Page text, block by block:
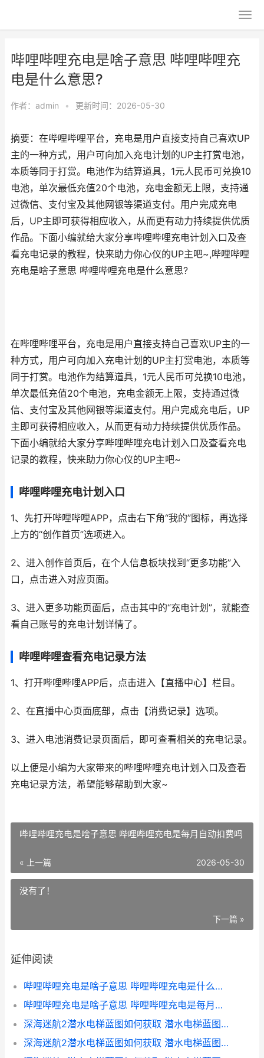
哔哩哔哩充电是啥子意思 哔哩哔哩充
电是什么意思?
作者： admin • 更新时间：2026-05-30
摘要：在哔哩哔哩平台，充电是用户直接支持自己喜欢UP
主的一种方式，用户可向加入充电计划的UP主打赏电池，
本质等同于打赏。电池作为结算道具，1元人民币可兑换10
电池，单次最低充值20个电池，充电金额无上限，支持通
过微信、支付宝及其他网银等渠道支付。用户完成充电
后，UP主即可获得相应收入，从而更有动力持续提供优质
作品。下面小编就给大家分享哔哩哔哩充电计划入口及查
看充电记录的教程，快来助力你心仪的UP主吧~,哔哩哔哩
充电是啥子意思 哔哩哔哩充电是什么意思?
在哔哩哔哩平台，充电是用户直接支持自己喜欢UP主的一
种方式，用户可向加入充电计划的UP主打赏电池，本质等
同于打赏。电池作为结算道具，1元人民币可兑换10电池，
单次最低充值20个电池，充电金额无上限，支持通过微
信、支付宝及其他网银等渠道支付。用户完成充电后，UP
主即可获得相应收入，从而更有动力持续提供优质作品。
下面小编就给大家分享哔哩哔哩充电计划入口及查看充电
记录的教程，快来助力你心仪的UP主吧~
哔哩哔哩充电计划入口
1、先打开哔哩哔哩APP，点击右下角“我的”图标，再选择
上方的“创作首页”选项进入。
2、进入创作首页后，在个人信息板块找到“更多功能”入
口，点击进入对应页面。
3、进入更多功能页面后，点击其中的“充电计划”，就能查
看自己账号的充电计划详情了。
哔哩哔哩查看充电记录方法
1、打开哔哩哔哩APP后，点击进入【直播中心】栏目。
2、在直播中心页面底部，点击【消费记录】选项。
3、进入电池消费记录页面后，即可查看相关的充电记录。
以上便是小编为大家带来的哔哩哔哩充电计划入口及查看
充电记录方法，希望能够帮助到大家~
哔哩哔哩充电是啥子意思 哔哩哔哩充电是每月自动扣费吗
« 上一篇 2026-05-30
没有了！
下一篇 »
延伸阅读
哔哩哔哩充电是啥子意思 哔哩哔哩充电是什么意思?
哔哩哔哩充电是啥子意思 哔哩哔哩充电是每月自动扣费吗
深海迷航2潜水电梯蓝图如何获取 潜水电梯蓝图获取策略 深海迷航潜水器有哪几个
深海迷航2潜水电梯蓝图如何获取 潜水电梯蓝图获取策略 深海迷航2潜水电梯有什么用?